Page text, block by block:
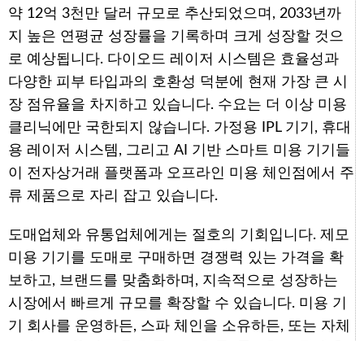
약 12억 3천만 달러 규모로 추산되었으며, 2033년까
지 높은 연평균 성장률을 기록하며 크게 성장할 것으
로 예상됩니다. 다이오드 레이저 시스템은 효율성과
다양한 피부 타입과의 호환성 덕분에 현재 가장 큰 시
장 점유율을 차지하고 있습니다. 수요는 더 이상 미용
클리닉에만 국한되지 않습니다. 가정용 IPL 기기, 휴대
용 레이저 시스템, 그리고 AI 기반 스마트 미용 기기들
이 전자상거래 플랫폼과 오프라인 미용 체인점에서 주
류 제품으로 자리 잡고 있습니다.
도매업체와 유통업체에게는 절호의 기회입니다. 제모
미용 기기를 도매로 구매하면 경쟁력 있는 가격을 확
보하고, 브랜드를 맞춤화하며, 지속적으로 성장하는
시장에서 빠르게 규모를 확장할 수 있습니다. 미용 기
기 회사를 운영하든, 스파 체인을 소유하든, 또는 자체